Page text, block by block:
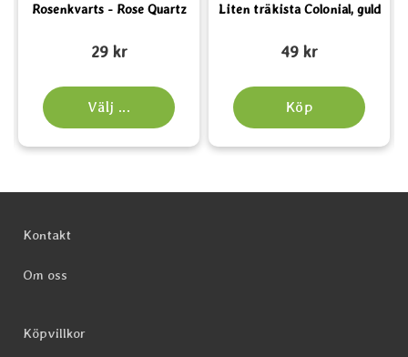
Rosenkvarts - Rose Quartz
Art. nr 216229 kr
Välj ...
Liten träkista Colonial, guld
Art. nr 566249 kr
Köp
Kontakt
Om oss
Köpvillkor